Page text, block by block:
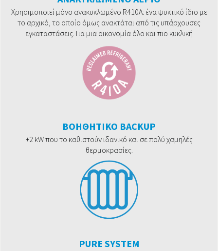
Χρησιμοποιεί μόνο ανακυκλωμένο R410A: ένα ψυκτικό ίδιο με
το αρχικό, το οποίο όμως ανακτάται από τις υπάρχουσες
εγκαταστάσεις. Για μια οικονομία όλο και πιο κυκλική
ΒΟΗΘΗΤΙΚΟ BACKUP
+2 kW που το καθιστούν ιδανικό και σε πολύ χαμηλές
θερμοκρασίες.
PURE SYSTEM